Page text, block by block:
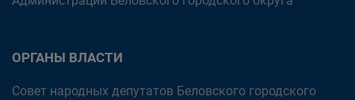
ОРГАНЫ ВЛАСТИ
Совет народных депутатов Беловского городского